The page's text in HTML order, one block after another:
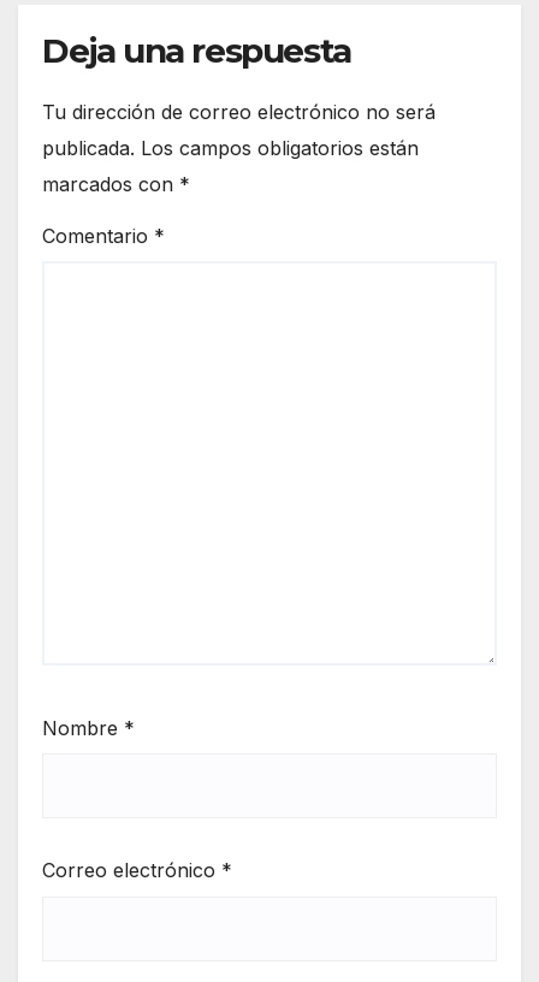
Deja una respuesta
Tu dirección de correo electrónico no será
publicada. Los campos obligatorios están
marcados con *
Comentario *
Nombre *
Correo electrónico *